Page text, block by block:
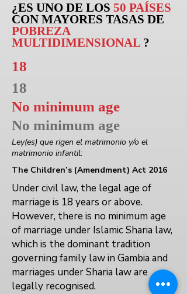
¿ES UNO DE LOS 50 PAÍSES
CON MAYORES TASAS DE
POBREZA
MULTIDIMENSIONAL ?
18
18
No minimum age
No minimum age
Ley(es) que rigen el matrimonio y/o el
matrimonio infantil:
The Children’s (Amendment) Act 2016
Under civil law, the legal age of
marriage is 18 years or above.
However, there is no minimum age
of marriage under Islamic Sharia law,
which is the dominant tradition
governing family law in Gambia and
marriages under Sharia law are
legally recognised.